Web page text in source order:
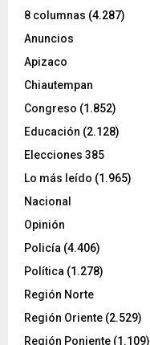
8 columnas (4.287)
Anuncios
Apizaco
Chiautempan
Congreso (1.852)
Educación (2.128)
Elecciones 385
Lo más leído (1.965)
Nacional
Opinión
Policía (4.406)
Política (1.278)
Región Norte
Región Oriente (2.529)
Región Poniente (1.109)